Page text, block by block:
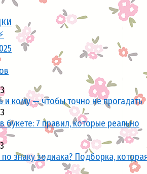
и кому — чтобы точно не прогадать
букете: 7 правил, которые реально
знаку зодиака? Подборка,